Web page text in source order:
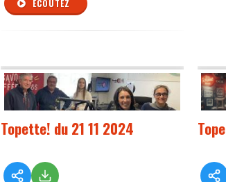
ÉCOUTEZ
Topette! du 21 11 2024